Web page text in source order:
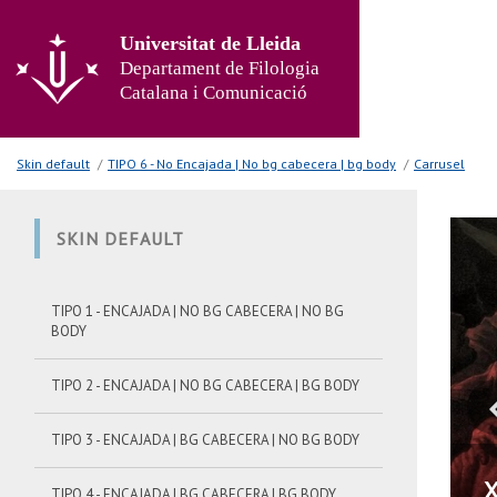
contingut
principal
pàgina
Universitat de Lleida
Departament de Filologia
Catalana i Comunicació
Skin default / TIPO 6 - No Encajada | No bg cabecera | bg body / Carrusel
SKIN DEFAULT
TIPO 1 - ENCAJADA | NO BG CABECERA | NO BG
BODY
TIPO 2 - ENCAJADA | NO BG CABECERA | BG BODY
TIPO 3 - ENCAJADA | BG CABECERA | NO BG BODY